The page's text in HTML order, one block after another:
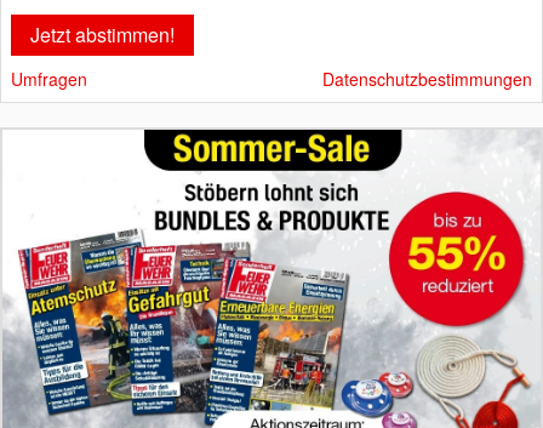
Umfragen Datenschutzbestimmungen